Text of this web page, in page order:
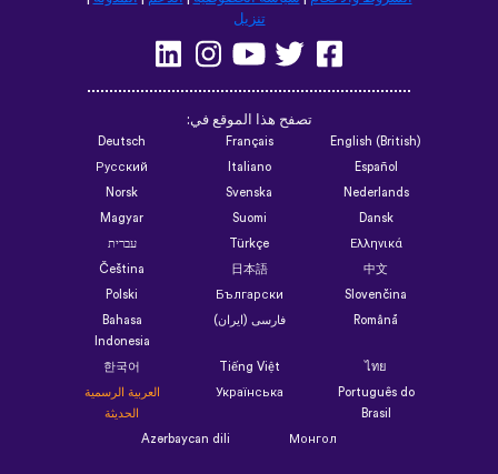
تنزيل
تصفح هذا الموقع في:
English (British)
Français
Deutsch
Español
Italiano
Русский
Nederlands
Svenska
Norsk
Dansk
Suomi
Magyar
Ελληνικά
Türkçe עברית
中文
日本語
Čeština
Slovenčina
Български
Polski
Română فارسی (ایران)
Bahasa
Indonesia
ไทย
Tiếng Việt
한국어
Português do
Brasil
Українська
العربية الرسمية
الحديثة
Монгол
Azərbaycan dili